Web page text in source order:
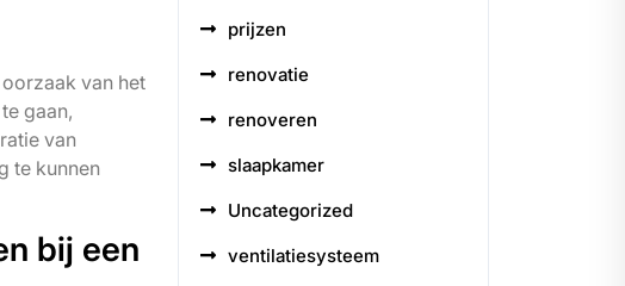
van het
gaan,
van
te kunnen
bij een
prijzen
renovatie
renoveren
slaapkamer
Uncategorized
ventilatiesysteem